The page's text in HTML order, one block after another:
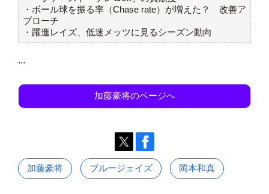
・ボール球を振る率（Chase rate）が増えた？ 改善ア
プローチ
・躍進レイズ、低迷メッツに見るシーズン動向
...
加藤豪将のページへ
加藤豪将 ブルージェイズ 岡本和真